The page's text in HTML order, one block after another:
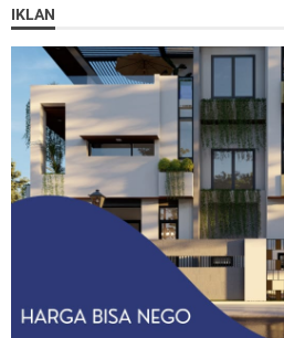
IKLAN